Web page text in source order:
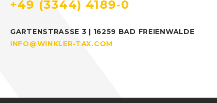
+49 (3344) 4189-0
GARTENSTRASSE 3 | 16259 BAD FREIENWALDE
INFO@WINKLER-TAX.COM